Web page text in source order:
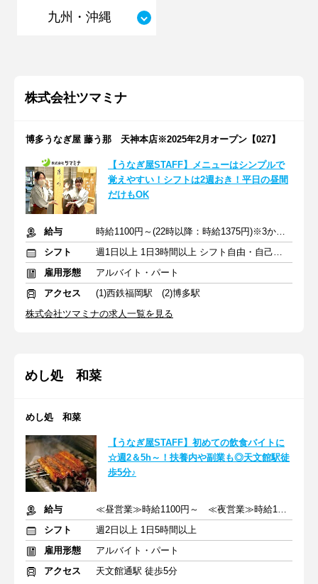
九州・沖縄
株式会社ツマミナ
博多うなぎ屋 藤う那 天神本店※2025年2月オープン【027】
【うなぎ屋STAFF】メニューはシンプルで
覚えやすい！シフトは2週おき！平日の昼間
だけもOK
給与
時給1100円～(22時以降：時給1375円)※3か月おきに昇給チャンス
シフト
週1日以上 1日3時間以上 シフト自由・自己申告
雇用形態
アルバイト・パート
アクセス
(1)西鉄福岡駅 (2)博多駅
株式会社ツマミナの求人一覧を見る
めし処 和菜
めし処 和菜
【うなぎ屋STAFF】初めての飲食バイトに
☆週2＆5h～！扶養内や副業も◎天文館駅徒
歩5分♪
給与
≪昼営業≫時給1100円～ ≪夜営業≫時給1200円～
シフト
週2日以上 1日5時間以上
雇用形態
アルバイト・パート
アクセス
天文館通駅 徒歩5分